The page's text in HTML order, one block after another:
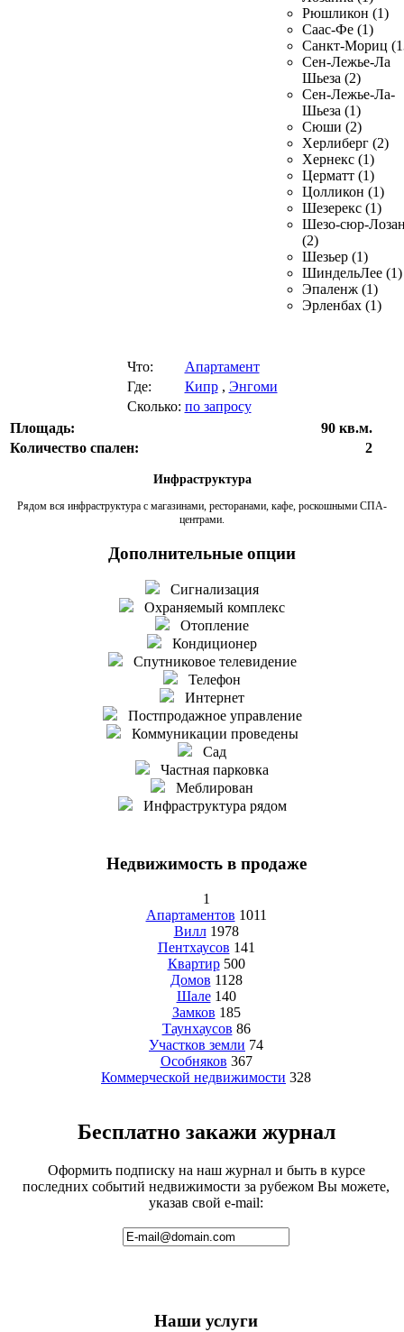
Рюшликон (1)
Саас-Фе (1)
Санкт-Мориц
Сен-Лежье-Ла
Шьеза (2)
Сен-Лежье-Ла-
Шьеза (1)
Сюши (2)
Херлиберг (2)
Хернекс (1)
Церматт (1)
Цолликон (1)
Шезерекс (1)
Шезо-сюр-
(2)
Шезьер (1)
ШиндельЛее (1)
Эпаленж (1)
Эрленбах (1)
Что:
Апартамент
Где:
Кипр, Энгоми
Сколько: по запросу
Площадь:
90 кв.м.
Количество спален:
2
Инфраструктура
Рядом вся инфраструктура с магазинами, ресторанами, кафе, роскошными СПА-
центрами.
Дополнительные опции
Сигнализация
Охраняемый комплекс
Отопление
Кондиционер
Спутниковое телевидение
Телефон
Интернет
Постпродажное управление
Коммуникации проведены
Сад
Частная парковка
Меблирован
Инфраструктура рядом
Недвижимость в продаже
1
Апартаментов 1011
Вилл 1978
Пентхаусов 141
Квартир 500
Домов 1128
Шале 140
Замков 185
Таунхаусов 86
Участков земли 74
Особняков 367
Коммерческой недвижимости 328
Бесплатно закажи журнал
Оформить подписку на наш журнал и быть в курсе
последних событий недвижимости за рубежом Вы можете,
указав свой e-mail:
Наши услуги